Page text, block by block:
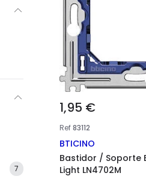
7
1,95 €
Ref83112
BTICINO
Bastidor / Soporte
Light LN4702M